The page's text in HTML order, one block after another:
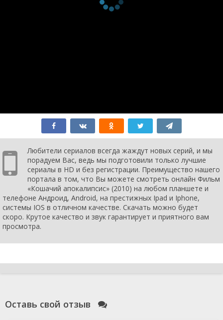
Любители сериалов всегда жаждут новых серий, и мы
порадуем Вас, ведь мы подготовили только лучшие
сериалы в HD и без регистрации. Преимущество нашего
портала в том, что Вы можете смотреть онлайн Фильм
«Кошачий апокалипсис» (2010) на любом планшете и
телефоне Андроид, Android, на престижных Ipad и Iphone,
системы IOS в отличном качестве. Скачать можно будет
скоро. Крутое качество и звук гарантирует и приятного вам
просмотра.
Оставь свой отзыв